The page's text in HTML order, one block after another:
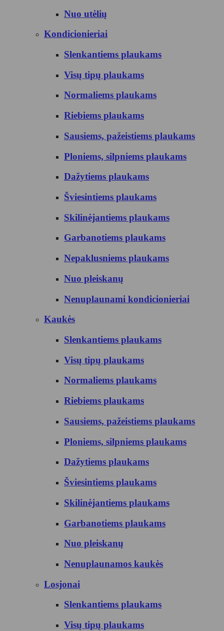
Nuo utėlių
Kondicionieriai
Slenkantiems plaukams
Visų tipų plaukams
Normaliems plaukams
Riebiems plaukams
Sausiems, pažeistiems plaukams
Ploniems, silpniems plaukams
Dažytiems plaukams
Šviesintiems plaukams
Skilinėjantiems plaukams
Garbanotiems plaukams
Nepaklusniems plaukams
Nuo pleiskanų
Nenuplaunami kondicionieriai
Kaukės
Slenkantiems plaukams
Visų tipų plaukams
Normaliems plaukams
Riebiems plaukams
Sausiems, pažeistiems plaukams
Ploniems, silpniems plaukams
Dažytiems plaukams
Šviesintiems plaukams
Skilinėjantiems plaukams
Garbanotiems plaukams
Nuo pleiskanų
Nenuplaunamos kaukės
Losjonai
Slenkantiems plaukams
Visų tipų plaukams